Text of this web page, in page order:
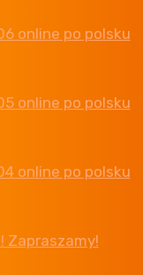
online po polsku
online po polsku
online po polsku
Zapraszamy!